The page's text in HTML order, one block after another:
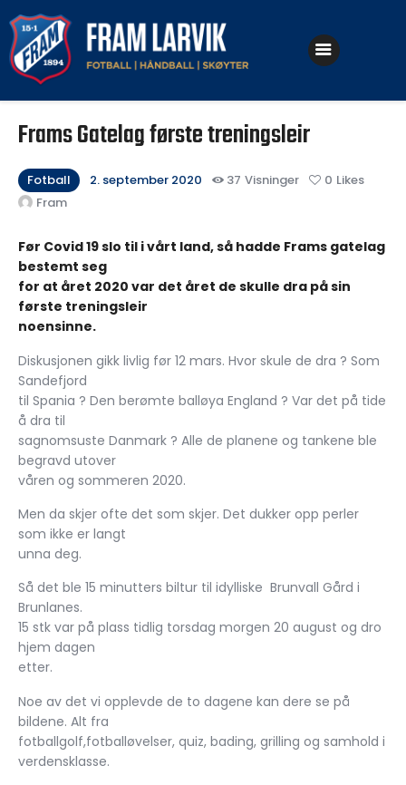
Håndball
Skøyter
Frams Gatelag første treningsleir
Fotball 2. september 2020 37 Visninger 0 Likes
Fram
Før Covid 19 slo til i vårt land, så hadde Frams gatelag
bestemt seg
for at året 2020 var det året de skulle dra på sin
første treningsleir
noensinne.
Diskusjonen gikk livlig før 12 mars. Hvor skule de dra ? Som
Sandefjord
til Spania ? Den berømte balløya England ? Var det på tide
å dra til
sagnomsuste Danmark ? Alle de planene og tankene ble
begravd utover
våren og sommeren 2020.
Men da skjer ofte det som skjer. Det dukker opp perler
som ikke er langt
unna deg.
Så det ble 15 minutters biltur til idylliske Brunvall Gård i
Brunlanes.
15 stk var på plass tidlig torsdag morgen 20 august og dro
hjem dagen
etter.
Noe av det vi opplevde de to dagene kan dere se på
bildene. Alt fra
fotballgolf,fotballøvelser, quiz, bading, grilling og samhold i
verdensklasse.